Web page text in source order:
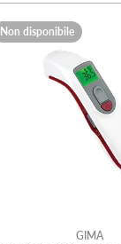
Non disponibile
GIMA